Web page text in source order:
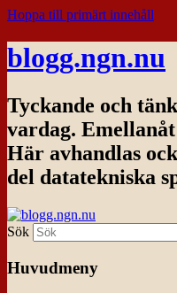
Hoppa till primärt innehåll
blogg.ngn.nu
Tyckande och
vardag.
Här avhandlas
del datatekniska
Sök
Huvudmeny